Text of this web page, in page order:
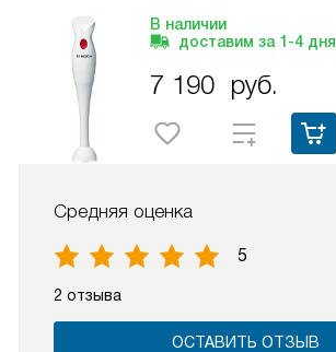
В наличии
доставим за 1-4 дня
7 190 руб.
Средняя оценка
5
2 отзыва
ОСТАВИТЬ ОТЗЫВ